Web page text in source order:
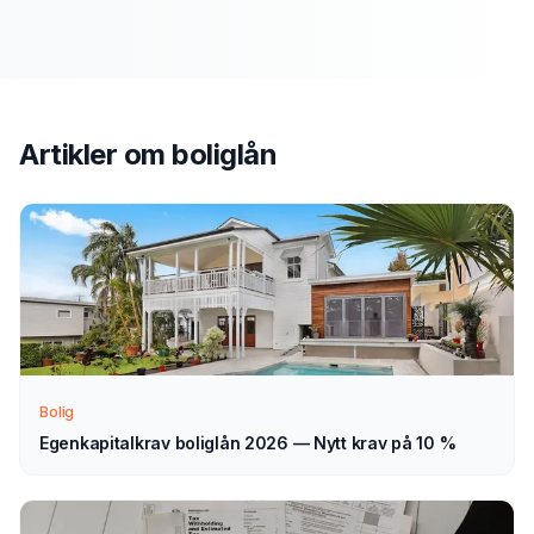
Velg boliglån som type.
Vi tar kontakt
Vi går gjennom forespørselen din og tar kontakt med
veiledning — normalt innen 1–2 virkedager.
3 Velg selv
Sammenlign aktuelle tilbud i ro og mak, og velg det som
Artikler om boliglån
Bolig
Egenkapitalkrav boliglån 2026 — Nytt krav på 10 %